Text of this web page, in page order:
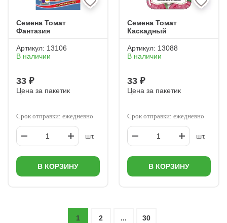
Семена Томат
Фантазия
Артикул: 13106
В наличии
33 ₽
Цена за пакетик
Срок отправки: ежедневно
шт.
В КОРЗИНУ
Семена Томат
Каскадный
Артикул: 13088
В наличии
33 ₽
Цена за пакетик
Срок отправки: ежедневно
шт.
В КОРЗИНУ
1 2 ... 30